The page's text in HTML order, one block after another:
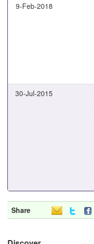
9-Feb-2018
30-Jul-2015
Share